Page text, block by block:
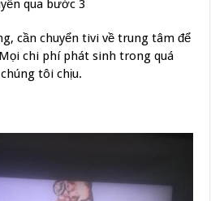
qua bước 3
cần chuyển tivi về trung tâm để
chi phí phát sinh trong quá
tôi chịu.